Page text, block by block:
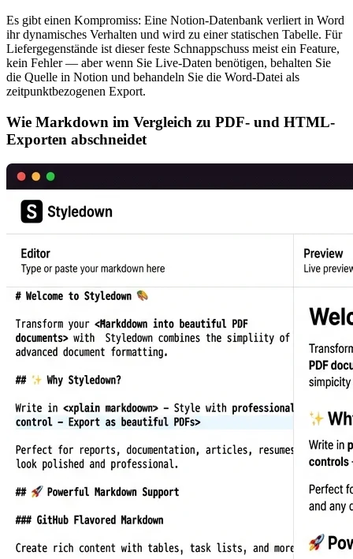
Es gibt einen Kompromiss: Eine Notion-Datenbank verliert in Word
ihr dynamisches Verhalten und wird zu einer statischen Tabelle. Für
Liefergegenstände ist dieser feste Schnappschuss meist ein Feature,
kein Fehler — aber wenn Sie Live-Daten benötigen, behalten Sie
die Quelle in Notion und behandeln Sie die Word-Datei als
zeitpunktbezogenen Export.
Wie Markdown im Vergleich zu PDF- und HTML-
Exporten abschneidet